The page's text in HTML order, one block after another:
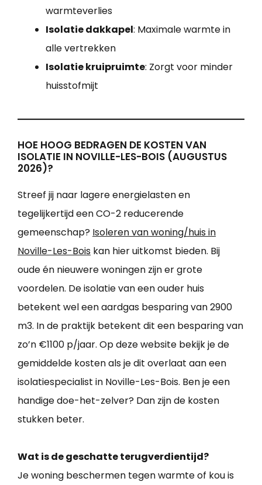
warmteverlies
Isolatie dakkapel: Maximale warmte in
alle vertrekken
Isolatie kruipruimte: Zorgt voor minder
huisstofmijt
HOE HOOG BEDRAGEN DE KOSTEN VAN
ISOLATIE IN NOVILLE-LES-BOIS (AUGUSTUS
2026)?
Streef jij naar lagere energielasten en
tegelijkertijd een CO-2 reducerende
gemeenschap? Isoleren van woning/huis in
Noville-Les-Bois kan hier uitkomst bieden. Bij
oude én nieuwere woningen zijn er grote
voordelen. De isolatie van een ouder huis
betekent wel een aardgas besparing van 2900
m3. In de praktijk betekent dit een besparing van
zo’n €1100 p/jaar. Op deze website bekijk je de
gemiddelde kosten als je dit overlaat aan een
isolatiespecialist in Noville-Les-Bois. Ben je een
handige doe-het-zelver? Dan zijn de kosten
stukken beter.
Wat is de geschatte terugverdientijd?
Je woning beschermen tegen warmte of kou is